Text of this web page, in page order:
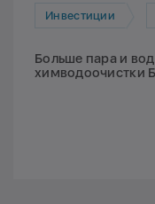
Инвестиции
Больше пара и
химводоочистки